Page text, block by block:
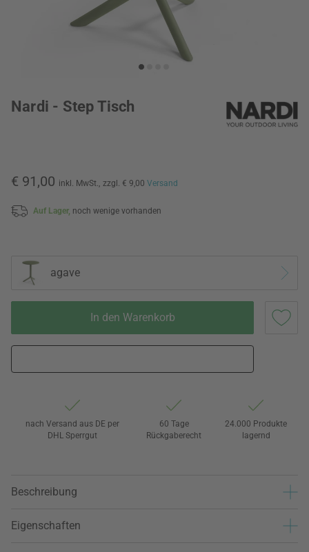
Nardi - Step Tisch
€ 91,00 inkl. MwSt., zzgl. € 9,00 Versand
Auf Lager, noch wenige vorhanden
agave
In den Warenkorb
nach Versand aus DE per
DHL Sperrgut
60 Tage
Rückgaberecht
24.000 Produkte
lagernd
Beschreibung
Eigenschaften